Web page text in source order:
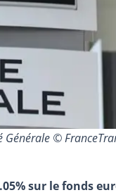
Générale ©
sur le fonds